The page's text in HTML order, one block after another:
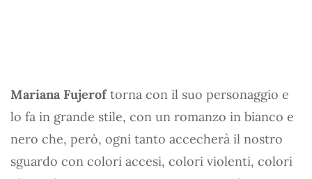
Mariana Fujeroftorna con il suo personaggio e
lo fa in grande stile, con un romanzo in bianco e
nero che, però, ogni tanto accecherà il nostro
sguardo con colori accesi, colori violenti, colori